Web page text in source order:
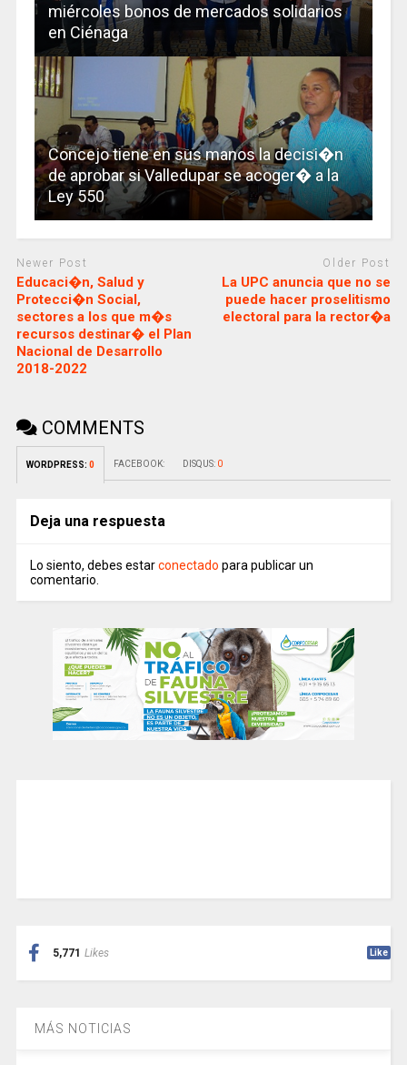
miércoles bonos de mercados solidarios
en Ciénaga
Concejo tiene en sus manos la decisi�n
de aprobar si Valledupar se acoger� a la
Ley 550
Newer Post
Educaci�n, Salud y
Protecci�n Social,
sectores a los que m�s
recursos destinar� el Plan
Nacional de Desarrollo
2018-2022
Older Post
La UPC anuncia que no se
puede hacer proselitismo
electoral para la rector�a
COMMENTS
WORDPRESS: 0 FACEBOOK: DISQUS: 0
Deja una respuesta
Lo siento, debes estarconectado para publicar un
comentario.
5,771 Likes Like
MÁS NOTICIAS